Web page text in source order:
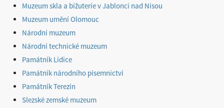
Muzeum skla a bižuterie v Jablonci nad Nisou
Muzeum umění Olomouc
Národní muzeum
Národní technické muzeum
Památník Lidice
Památník národního písemnictví
Památník Terezín
Slezské zemské muzeum